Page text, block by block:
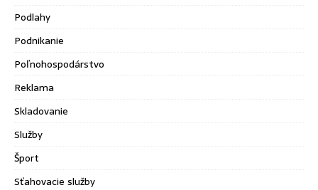
Podlahy
Podnikanie
Poľnohospodárstvo
Reklama
Skladovanie
Služby
Šport
Sťahovacie služby